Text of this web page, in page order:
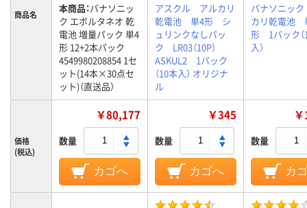
商品名 本商品：パナソニッ
ク エボルタネオ 乾
電池 増量パック 単4
形 12+2本パック
4549980208854 1セ
ット(14本×30点セ
ット)（直送品）
アスクル アルカリ
乾電池 単4形 シ
ュリンクなしパッ
ク LR03（10P）
ASKUL2 1パック
（10本入） オリジナ
ル
パナソニッ
カリ乾電池
形 1パック（
入）
価格
(税込)
￥80,177
数量
カゴへ
￥345
数量
カゴへ
数量
カ